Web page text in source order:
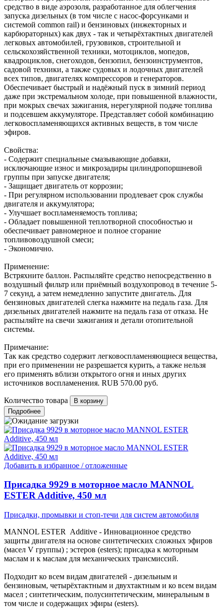
средство в виде аэрозоля, разработанное для облегчения
запуска дизельных (в том числе с насос-форсунками и
системой common rail) и бензиновых (инжекторных и
карбюраторных) как двух - так и четырёхтактных двигателей
легковых автомобилей, грузовиков, строительной и
сельскохозяйственной техники, мотоциклов, мопедов,
квадроциклов, снегоходов, бензопил, бензоинструментов,
садовой техники, а также судовых и лодочных двигателей
всех типов, двигателях компрессоров и генераторов.
Обеспечивает быстрый и надёжный пуск в зимний период
даже при экстремальном холоде, при повышенной влажности,
при мокрых свечах зажигания, нерегулярной подаче топлива
и подсевшем аккумуляторе. Представляет собой комбинацию
легковоспламеняющихся активных веществ, в том числе
эфиров.
Свойства:
- Содержит специальные смазывающие добавки,
исключающие износ и микрозадиры цилиндропоршневой
группы при запуске двигателя;
- Защищает двигатель от коррозии;
- При регулярном использовании продлевает срок службы
двигателя и аккумулятора;
- Улучшает воспламеняемость топлива;
- Обладает повышенной теплотворной способностью и
обеспечивает равномерное и полное сгорание
топливовоздушной смеси;
- Экономично.
Применение:
Встряхните баллон. Распыляйте средство непосредственно в
воздушный фильтр или приёмный воздухопровод в течение 5-
7 секунд, а затем немедленно запустите двигатель. Для
бензиновых двигателей слегка нажмите на педаль газа. Для
дизельных двигателей нажмите на педаль газа от отказа. Не
распыляйте на свечи зажигания и детали отопительной
системы.
Примечание:
Так как средство содержит легковоспламеняющиеся вещества,
при его применении не разрешается курить, а также нельзя
его применять вблизи открытого огня и иных других
источников воспламенения. RUB 570.00 руб.
Количество товара
Подробнее
Добавить в избранное / отложенные
Присадка 9929 в моторное масло MANNOL
ESTER Additive, 450 мл
Присадки, промывки и стоп-течи для систем автомобиля
MANNOL ESTER Additive - Инновационное средство
защиты двигателя на основе синтетических сложных эфиров
(масел V группы) ; эстеров (esters); присадка к моторным
маслам и к маслам для механических трансмиссий.
Подходит ко всем видам двигателей - дизельным и
бензиновым, четырёхтактным и двухтактным и ко всем видам
масел ; синтетическим, полуcинтетическим, минеральным в
том числе и содержащих эфиры (esters).